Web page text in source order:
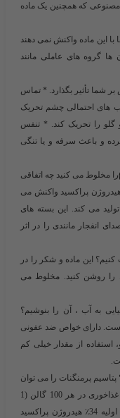
مصنوعی که همچنین یک ماده
این ماده واکنش نمی دهند
ها گروه های عاملی مانند
شما تأثیر بگذارد. * تماس
های احتمالی چشم تحریک
گلو را تحریک کند. * تنفس
و باعث سرفه و یا تنگی
را مخلوط می کنید چه اتفاقی
پراکسید واکنش می
می کند. این بسته های
انفجار مانندی را در اثر
این ماده و شکر را در
کنید. مخلوط را روشن کنید. مخلوط می
به آب ، آن را بنوشیم؟
است. دارای خواص ضد عفونی
استفاده از مقدار خیلی کم
پرمنگنات را می توان
با یک محلول هیدروژن پراکسید 3٪، 2 قاشق غذاخوری در هر 100 گالن (1
) با استفاده از محلول اولیه 34٪ هیدروژن پراکسید